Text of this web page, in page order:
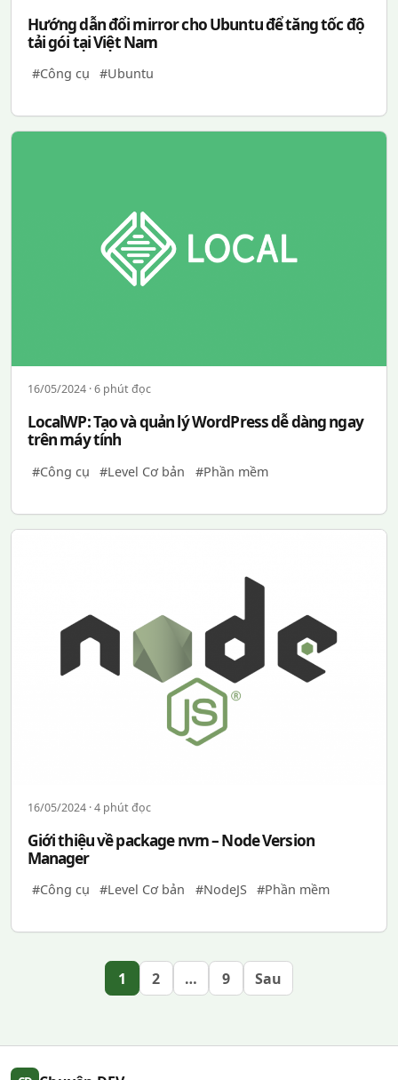
Hướng dẫn đổi mirror cho Ubuntu để tăng tốc độ
tải gói tại Việt Nam
#Công cụ #Ubuntu
16/05/2024 · 6 phút đọc
LocalWP: Tạo và quản lý WordPress dễ dàng ngay
trên máy tính
#Công cụ #Level Cơ bản #Phần mềm
16/05/2024 · 4 phút đọc
Giới thiệu về package nvm – Node Version
Manager
#Công cụ #Level Cơ bản #NodeJS #Phần mềm
1 2 … 9 Sau